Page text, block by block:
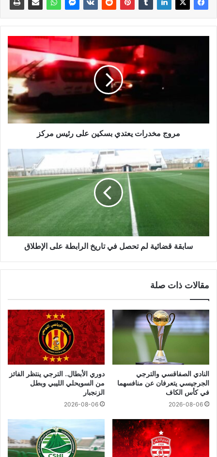
مروج مخدرات يعتدي بسكين على رئيس مركز
سابقة قضائية لم تحصل في تاريخ الرابطة على الإطلاق
مقالات ذات صلة
النادي الصفاقسي والترجي
الجرجيسي يتعرفان عن منافسهما
في كأس الكاف
2026-08-06
دوري الأبطال.. الترجي ينتظر الفائز
من السويحلي الليبي وبطل
الزنجبار
2026-08-06